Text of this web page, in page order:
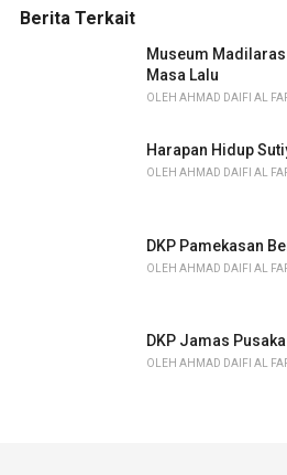
o
r
:Berita Terkait
Museum
Masa Lalu
OLEH AHMAD DAIFI AL
Harapan Hidup
OLEH AHMAD DAIFI AL
DKP Pamekasan
OLEH AHMAD DAIFI AL
DKP Jamas
OLEH AHMAD DAIFI AL